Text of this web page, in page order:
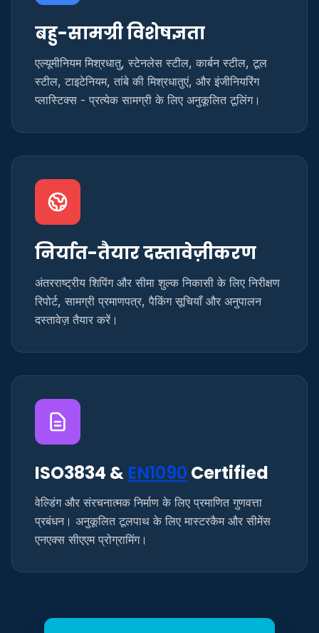
बहु-सामग्री विशेषज्ञता
एल्यूमीनियम मिश्रधातु, स्टेनलेस स्टील, कार्बन स्टील, टूल
स्टील, टाइटेनियम, तांबे की मिश्रधातुएं, और इंजीनियरिंग
प्लास्टिक्स - प्रत्येक सामग्री के लिए अनुकूलित टूलिंग।
निर्यात-तैयार दस्तावेज़ीकरण
अंतरराष्ट्रीय शिपिंग और सीमा शुल्क निकासी के लिए निरीक्षण
रिपोर्ट, सामग्री प्रमाणपत्र, पैकिंग सूचियाँ और अनुपालन
दस्तावेज़ तैयार करें।
ISO3834 & EN1090 Certified
वेल्डिंग और संरचनात्मक निर्माण के लिए प्रमाणित गुणवत्ता
प्रबंधन। अनुकूलित टूलपाथ के लिए मास्टरकैम और सीमेंस
एनएक्स सीएएम प्रोग्रामिंग।